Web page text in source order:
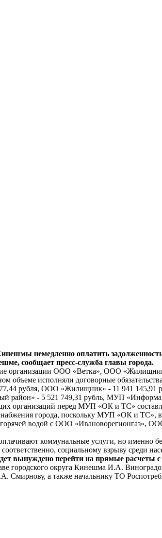
немедленно оплатить задолженность
сообщает пресс-служба главы города.
организации ООО «Ветка», ООО
исполняли договорные
рубля, ООО «Жилищник» - 11 941
район» - 5 521 749,31 рубль, МУП
организаций перед МУП «ОК и ТС»
города, поскольку МУП «ОК и ТС», в
водой с ООО «Ивановорегионгаз»,
коммунальные услуги, но именно
социальному взрыву среди
вынуждено перейти на прямые расчеты с
округа Кинешма И.А.
а также начальнику ТО